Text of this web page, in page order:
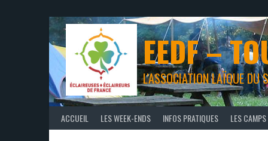
EEDF –
L'ASSOCIATION LAÏQUE DU
ACCUEIL LES WEEK-ENDS INFOS PRATIQUES LES CAMPS